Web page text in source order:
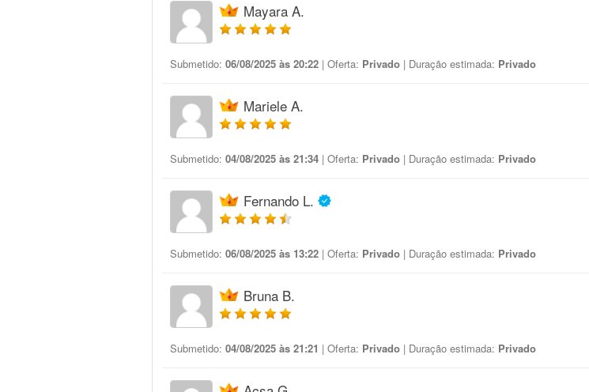
Mayara A.
Submetido: 06/08/2025 às 20:22 | Oferta: Privado | Duração estimada: Privado
Mariele A.
Submetido: 04/08/2025 às 21:34 | Oferta: Privado | Duração estimada: Privado
Fernando L.
Submetido: 06/08/2025 às 13:22 | Oferta: Privado | Duração estimada: Privado
Bruna B.
Submetido: 04/08/2025 às 21:21 | Oferta: Privado | Duração estimada: Privado